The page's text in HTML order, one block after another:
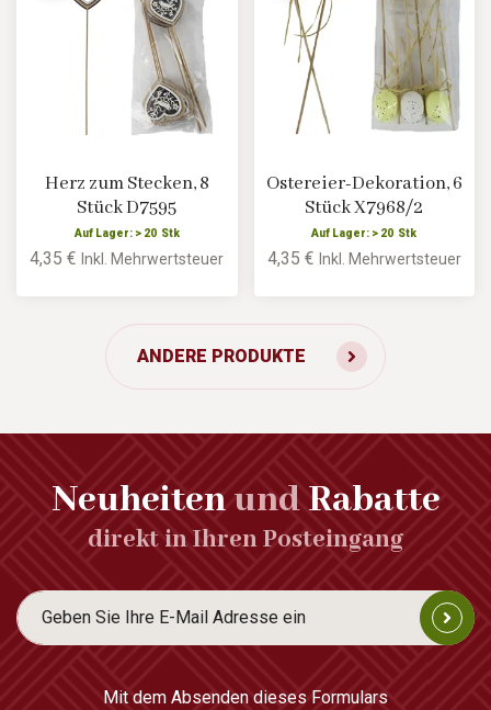
Herz zum Stecken, 8
Stück D7595
Auf Lager: > 20 Stk
4,35 €Inkl. Mehrwertsteuer
Ostereier-Dekoration, 6
Stück X7968/2
Auf Lager: > 20 Stk
4,35 € Inkl. Mehrwertsteuer
ANDERE PRODUKTE
NeuheitenundRabatte
direkt in Ihren Posteingang
Mit dem Absenden dieses Formulars